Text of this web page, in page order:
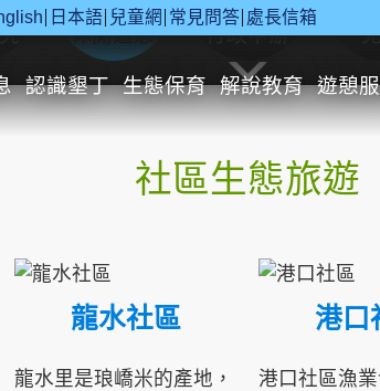
日本語 兒童網 常見問答 處長信箱
認識墾丁 生態保育 解說教育 遊憩
休閒遊憩 行政申辦
社區生態旅遊
龍水社區
龍水里是琅嶠米的產地，
港口
港口社區漁